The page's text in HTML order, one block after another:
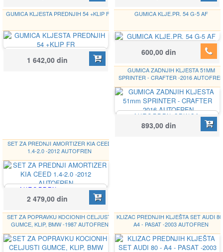
GUMICA KLJESTA PREDNJIH 54 +KLIP FR
D4849C
1 642,00 din
GUMICA KLJE.PR. 54 G-5 AF
D4935
600,00 din
GUMICA ZADNJIH KLJESTA 51MM
SPRINTER - CRAFTER -2016
AUTOFREN SEINSA
D4954
893,00 din
SET ZA PREDNJI AMORTIZER KIA CEED
1.4-2.0 -2012 AUTOFREN
AUTOFREN
SEINSA
D5078
Google
2 479,00 din
SET ZA POPRAVKU KOCIONIH CELJUSTI
GUMCE, KLIP, BMW -1987 AUTOFREN
KLIZAC PREDNJIH KLJEŠTA SET AUDI
A4 - PASAT -2003 AUTOFREN